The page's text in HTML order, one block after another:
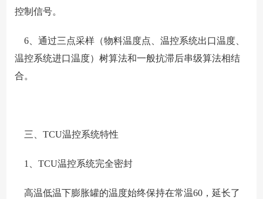
控制信号。
6、通过三点采样（物料温度点、温控系统出口温度、
温控系统进口温度）树算法和一般抗滞后串级算法相结
合。
三、TCU温控系统特性
1、TCU温控系统完全密封
高温低温下膨胀罐的温度始终保持在常温60，延长了